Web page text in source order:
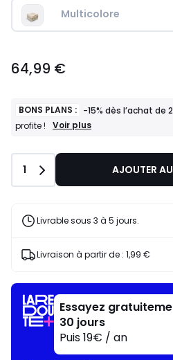
Multicolore
€.
64,99 €
BONS PLANS : -15% dès l’achat de
profite !
BONS
-15%
l’achat
articles
J'en
Voir plus
Quantité
1 AJOUTER
Livrable sous 3 à 5 jours.
Livraison à partir de : 1,99 €
Essayez
30 jours
Puis 19€ / an